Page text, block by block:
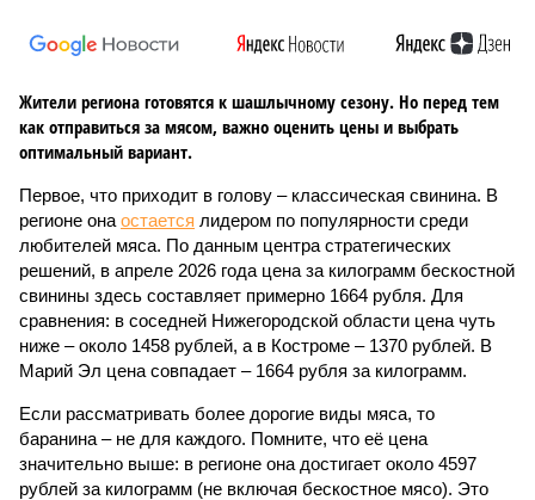
Жители региона готовятся к шашлычному сезону. Но перед тем
как отправиться за мясом, важно оценить цены и выбрать
оптимальный вариант.
Первое, что приходит в голову – классическая свинина. В
регионе она остается лидером по популярности среди
любителей мяса. По данным центра стратегических
решений, в апреле 2026 года цена за килограмм бескостной
свинины здесь составляет примерно 1664 рубля. Для
сравнения: в соседней Нижегородской области цена чуть
ниже – около 1458 рублей, а в Костроме – 1370 рублей. В
Марий Эл цена совпадает – 1664 рубля за килограмм.
Если рассматривать более дорогие виды мяса, то
баранина – не для каждого. Помните, что её цена
значительно выше: в регионе она достигает около 4597
рублей за килограмм (не включая бескостное мясо). Это